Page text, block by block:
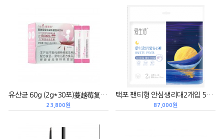
유산균 60g (2g*30포)蔓越莓复合益生菌固体饮料
23,800원
택포 팬티형 안심생리대2개입 50개 M-L 卫生巾安心裤2片装
87,000원